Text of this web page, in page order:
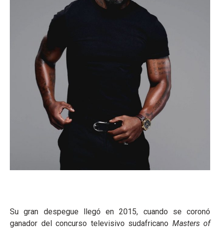
Su gran despegue llegó en 2015, cuando se coronó
ganador del concurso televisivo sudafricano Masters of